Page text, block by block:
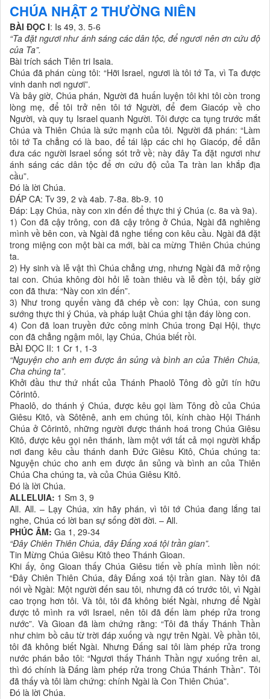
CHÚA NHẬT 2 THƯỜNG NIÊN
BÀI ÐỌC I: Is 49, 3. 5-6
“Ta đặt ngươi như ánh sáng các dân tộc, để ngươi nên ơn cứu độ
của Ta”.
Bài trích sách Tiên tri Isaia.
Chúa đã phán cùng tôi: “Hỡi Israel, ngươi là tôi tớ Ta, vì Ta được
vinh danh nơi ngươi”.
Và bây giờ, Chúa phán, Người đã huấn luyện tôi khi tôi còn trong
lòng mẹ, để tôi trở nên tôi tớ Người, để đem Giacóp về cho
Người, và quy tụ Israel quanh Người. Tôi được ca tụng trước mắt
Chúa và Thiên Chúa là sức mạnh của tôi. Người đã phán: “Làm
tôi tớ Ta chẳng có là bao, để tái lập các chi họ Giacóp, để dẫn
đưa các người Israel sống sót trở về; này đây Ta đặt ngươi như
ánh sáng các dân tộc để ơn cứu độ của Ta tràn lan khắp địa
cầu”.
Ðó là lời Chúa.
ÐÁP CA: Tv 39, 2 và 4ab. 7-8a. 8b-9. 10
Ðáp: Lạy Chúa, này con xin đến để thực thi ý Chúa (c. 8a và 9a).
1) Con đã cậy trông, con đã cậy trông ở Chúa, Ngài đã nghiêng
mình về bên con, và Ngài đã nghe tiếng con kêu cầu. Ngài đã đặt
trong miệng con một bài ca mới, bài ca mừng Thiên Chúa chúng
ta.
2) Hy sinh và lễ vật thì Chúa chẳng ưng, nhưng Ngài đã mở rộng
tai con. Chúa không đòi hỏi lễ toàn thiêu và lễ đền tội, bấy giờ
con đã thưa: “Này con xin đến”.
3) Như trong quyển vàng đã chép về con: lạy Chúa, con sung
sướng thực thi ý Chúa, và pháp luật Chúa ghi tận đáy lòng con.
4) Con đã loan truyền đức công minh Chúa trong Ðại Hội, thực
con đã chẳng ngậm môi, lạy Chúa, Chúa biết rồi.
BÀI ÐỌC II: 1 Cr 1, 1-3
“Nguyện cho anh em được ân sủng và bình an của Thiên Chúa,
Cha chúng ta”.
Khởi đầu thư thứ nhất của Thánh Phaolô Tông đồ gửi tín hữu
Côrintô.
Phaolô, do thánh ý Chúa, được kêu gọi làm Tông đồ của Chúa
Giêsu Kitô, và Sôtênê, anh em chúng tôi, kính chào Hội Thánh
Chúa ở Côrintô, những người được thánh hoá trong Chúa Giêsu
Kitô, được kêu gọi nên thánh, làm một với tất cả mọi người khắp
nơi đang kêu cầu thánh danh Ðức Giêsu Kitô, Chúa chúng ta:
Nguyện chúc cho anh em được ân sủng và bình an của Thiên
Chúa Cha chúng ta, và của Chúa Giêsu Kitô.
Ðó là lời Chúa.
ALLELUIA: 1 Sm 3, 9
All. All. – Lạy Chúa, xin hãy phán, vì tôi tớ Chúa đang lắng tai
nghe, Chúa có lời ban sự sống đời đời. – All.
PHÚC ÂM: Ga 1, 29-34
“Ðây Chiên Thiên Chúa, đây Ðấng xoá tội trần gian”.
Tin Mừng Chúa Giêsu Kitô theo Thánh Gioan.
Khi ấy, ông Gioan thấy Chúa Giêsu tiến về phía mình liền nói:
“Ðây Chiên Thiên Chúa, đây Ðấng xoá tội trần gian. Này tôi đã
nói về Ngài: Một người đến sau tôi, nhưng đã có trước tôi, vì Ngài
cao trọng hơn tôi. Và tôi, tôi đã không biết Ngài, nhưng để Ngài
được tỏ mình ra với Israel, nên tôi đã đến làm phép rửa trong
nước”. Và Gioan đã làm chứng rằng: “Tôi đã thấy Thánh Thần
như chim bồ câu từ trời đáp xuống và ngự trên Ngài. Về phần tôi,
tôi đã không biết Ngài. Nhưng Ðấng sai tôi làm phép rửa trong
nước phán bảo tôi: “Ngươi thấy Thánh Thần ngự xuống trên ai,
thì đó chính là Ðấng làm phép rửa trong Chúa Thánh Thần”. Tôi
đã thấy và tôi làm chứng: chính Ngài là Con Thiên Chúa”.
Ðó là lời Chúa.